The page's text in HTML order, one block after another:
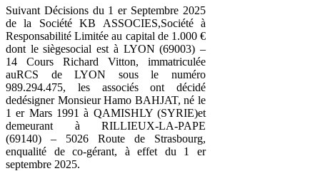
Suivant Décisions du 1 er Septembre 2025
de la Société KB ASSOCIES,Société à
Responsabilité Limitée au capital de 1.000 €
dont le siègesocial est à LYON (69003) –
14 Cours Richard Vitton, immatriculée
auRCS de LYON sous le numéro
989.294.475, les associés ont décidé
dedésigner Monsieur Hamo BAHJAT, né le
1 er Mars 1991 à QAMISHLY (SYRIE)et
demeurant à RILLIEUX-LA-PAPE
(69140) – 5026 Route de Strasbourg,
enqualité de co-gérant, à effet du 1 er
septembre 2025.